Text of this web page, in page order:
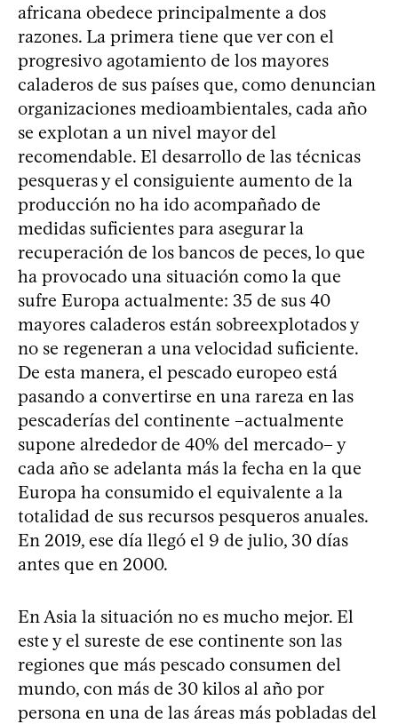
africana obedece principalmente a dos
razones. La primera tiene que ver con el
progresivo agotamiento de los mayores
caladeros de sus países que, como denuncian
organizaciones medioambientales, cada año
se explotan a un nivel mayor del
recomendable. El desarrollo de las técnicas
pesqueras y el consiguiente aumento de la
producción no ha ido acompañado de
medidas suficientes para asegurar la
recuperación de los bancos de peces, lo que
ha provocado una situación como la que
sufre Europa actualmente: 35 de sus 40
mayores caladeros están sobreexplotados y
no se regeneran a una velocidad suficiente.
De esta manera, el pescado europeo está
pasando a convertirse en una rareza en las
pescaderías del continente –actualmente
supone alrededor de 40% del mercado– y
cada año se adelanta más la fecha en la que
Europa ha consumido el equivalente a la
totalidad de sus recursos pesqueros anuales.
En 2019, ese día llegó el 9 de julio, 30 días
antes que en 2000.
En Asia la situación no es mucho mejor. El
este y el sureste de ese continente son las
regiones que más pescado consumen del
mundo, con más de 30 kilos al año por
persona en una de las áreas más pobladas del